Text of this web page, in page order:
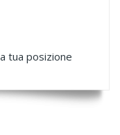
tua posizione